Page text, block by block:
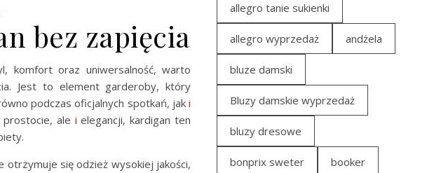
bez zapięcia
komfort oraz uniwersalność, warto
Jest to element garderoby, który
podczas oficjalnych spotkań, jaki
prostocie, ale i elegancji, kardigan ten
otrzymuje się odzież wysokiej jakości,
allegro tanie sukienki
allegro wyprzedaż andżela
bluze damski
Bluzy damskie wyprzedaż
bluzy dresowe
bonprix sweter booker